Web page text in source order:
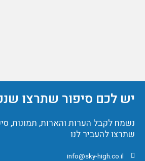
יש לכם סיפור שתרצו
נשמח לקבל הערות והארות, תמונות,
שתרצו להעביר לנו
info@sky-high.co.il